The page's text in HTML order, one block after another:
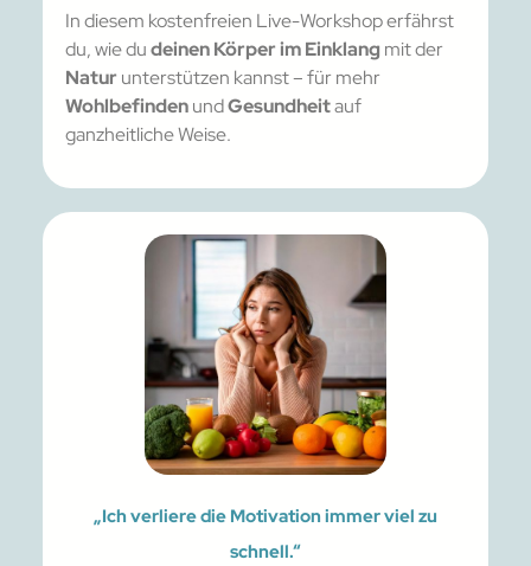
In diesem kostenfreien Live-Workshop erfährst
du, wie dudeinen Körper im Einklangmit der
Naturunterstützen kannst – für mehr
WohlbefindenundGesundheitauf
ganzheitliche Weise.
„Ich verliere die Motivation immer viel zu
schnell.“